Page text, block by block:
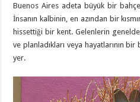
Buenos Aires adeta büyük bir
İnsanın kalbinin, en azından bir
hissettiği bir kent. Gelenlerin
ve planladıkları veya hayatlarının
yer.